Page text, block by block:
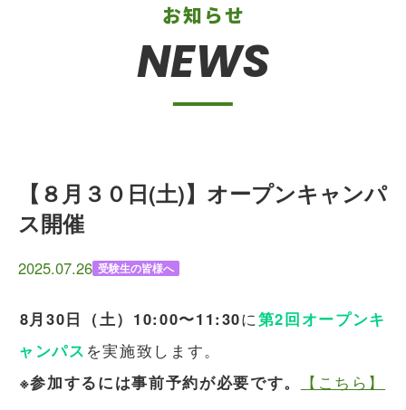
お知らせ
NEWS
【８月３０日(土)】オープンキャンパ
ス開催
2025.07.26 受験生の皆様へ
8月30日（土）10:00〜11:30に第2回オープンキ
ャンパス を実施致します。
※参加するには事前予約が必要です。
【こちら】